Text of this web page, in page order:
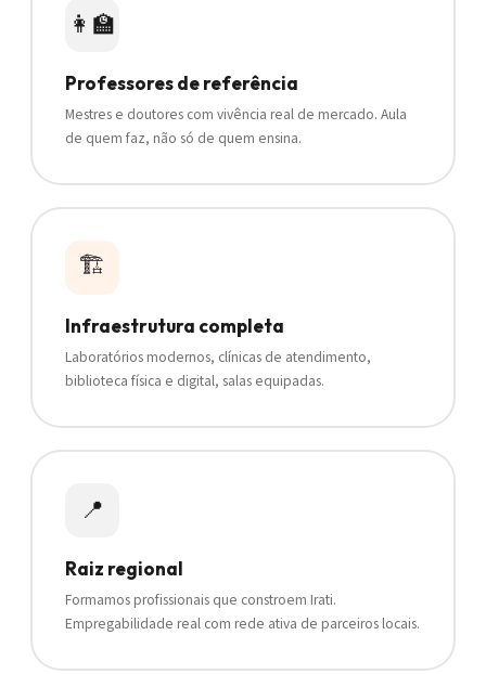
👩‍🏫
Professores de referência
Mestres e doutores com vivência real de mercado. Aula
de quem faz, não só de quem ensina.
🏗️
Infraestrutura completa
Laboratórios modernos, clínicas de atendimento,
biblioteca física e digital, salas equipadas.
📍
Raiz regional
Formamos profissionais que constroem Irati.
Empregabilidade real com rede ativa de parceiros locais.